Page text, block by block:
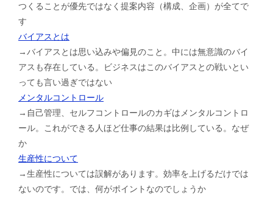
つくることが優先ではなく提案内容（構成、企画）が全てで
す
バイアスとは
→バイアスとは思い込みや偏見のこと。中には無意識のバイ
アスも存在している。ビジネスはこのバイアスとの戦いとい
っても言い過ぎではない
メンタルコントロール
→自己管理、セルフコントロールのカギはメンタルコントロ
ール。これができる人ほど仕事の結果は比例している。なぜ
か
生産性について
→生産性については誤解があります。効率を上げるだけでは
ないのです。では、何がポイントなのでしょうか